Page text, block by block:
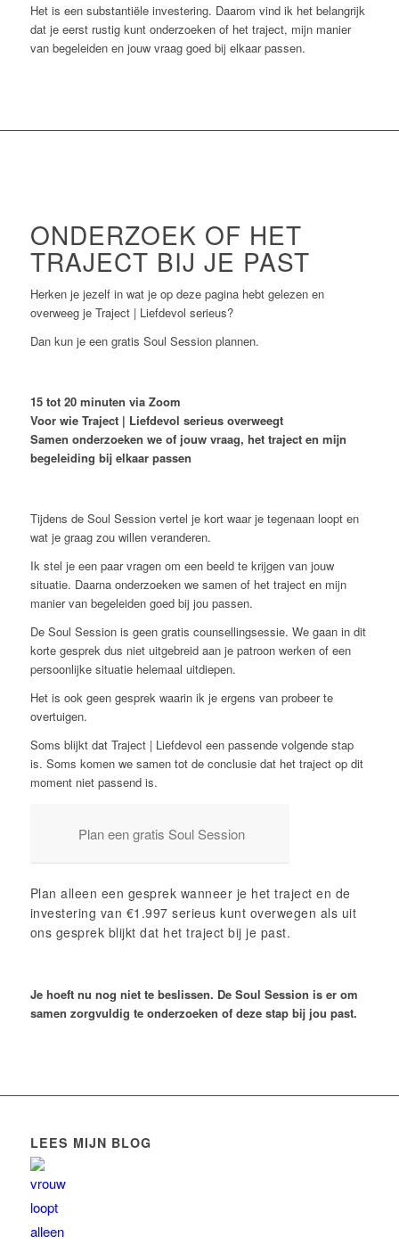
Het is een substantiële investering. Daarom vind ik het belangrijk
dat je eerst rustig kunt onderzoeken of het traject, mijn manier
van begeleiden en jouw vraag goed bij elkaar passen.
ONDERZOEK OF HET
TRAJECT BIJ JE PAST
Herken je jezelf in wat je op deze pagina hebt gelezen en
overweeg je Traject | Liefdevol serieus?
Dan kun je een gratis Soul Session plannen.
15 tot 20 minuten via Zoom
Voor wie Traject | Liefdevol serieus overweegt
Samen onderzoeken we of jouw vraag, het traject en mijn
begeleiding bij elkaar passen
Tijdens de Soul Session vertel je kort waar je tegenaan loopt en
wat je graag zou willen veranderen.
Ik stel je een paar vragen om een beeld te krijgen van jouw
situatie. Daarna onderzoeken we samen of het traject en mijn
manier van begeleiden goed bij jou passen.
De Soul Session is geen gratis counsellingsessie. We gaan in dit
korte gesprek dus niet uitgebreid aan je patroon werken of een
persoonlijke situatie helemaal uitdiepen.
Het is ook geen gesprek waarin ik je ergens van probeer te
overtuigen.
Soms blijkt dat Traject | Liefdevol een passende volgende stap
is. Soms komen we samen tot de conclusie dat het traject op dit
moment niet passend is.
Plan een gratis Soul Session
Plan alleen een gesprek wanneer je het traject en de
investering van €1.997 serieus kunt overwegen als uit
ons gesprek blijkt dat het traject bij je past.
Je hoeft nu nog niet te beslissen. De Soul Session is er om
samen zorgvuldig te onderzoeken of deze stap bij jou past.
LEES MIJN BLOG